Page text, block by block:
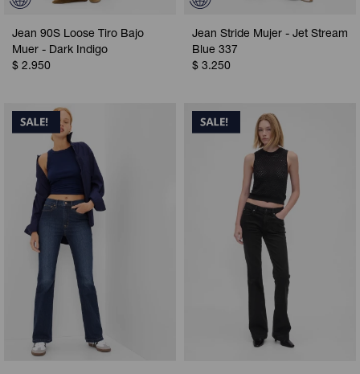
Jean 90S Loose Tiro Bajo
Muer - Dark Indigo
$ 2.950
Jean Stride Mujer - Jet Stream
Blue 337
$ 3.250